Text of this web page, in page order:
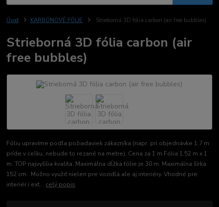
Úvod KARBÓNOVÉ FÓLIE Strieborná 3D fólia carbon (air free bubbles)
Strieborná 3D fólia carbon (air
free bubbles)
Fóliu upravíme podľa požiadaviek zákazníka (napr. pri objednávke 1,7 m
príde v celku, nebude to rezané na metre). Cena za 1 m Fólia 1,52 m x 1
m. TOP najvyššia kvalita. Maximálna dĺžka fólie je 30 m. Maximálna šírka
152 cm. Možno využiť nielen pre vozidlá ale aj interiéry. Vhodné pre
interiér i ext... celý popis